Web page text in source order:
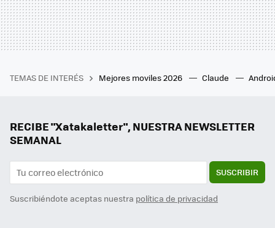
TEMAS DE INTERÉS Mejores moviles 2026 Claude
RECIBE "Xatakaletter", NUESTRA NEWSLETTER
SEMANAL
SUSCRIBIR
Suscribiéndote aceptas nuestra política de privacidad